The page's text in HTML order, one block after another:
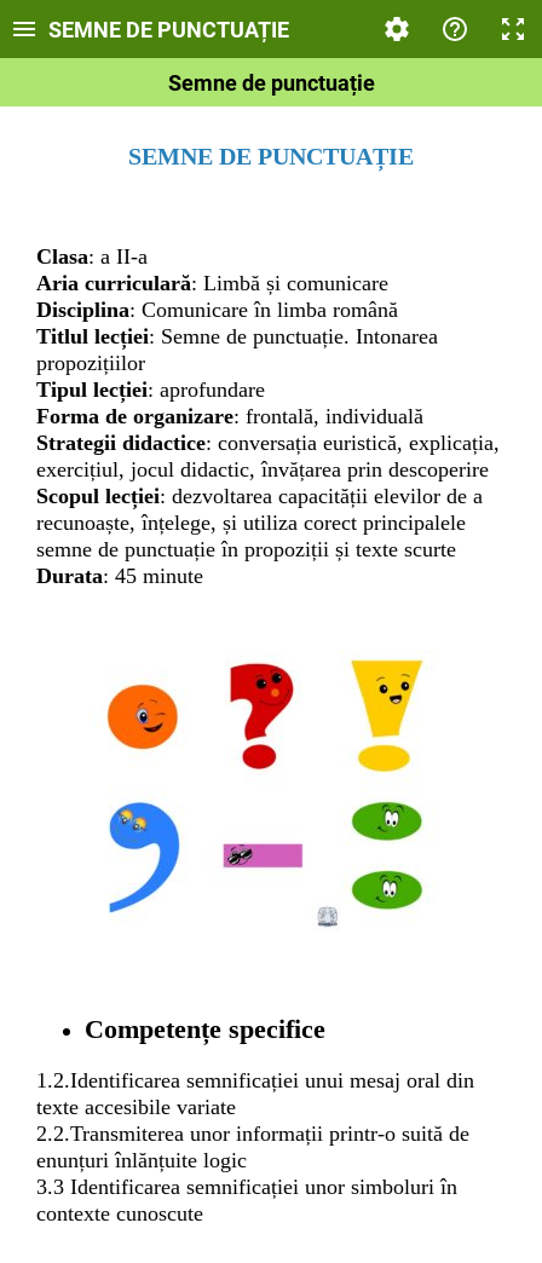
SEMNE DE PUNCTUAȚIE
Semne de punctuație
SEMNE DE PUNCTUAȚIE
Clasa: a II-a
Aria curriculară: Limbă și comunicare
Disciplina: Comunicare în limba română
Titlul lecției: Semne de punctuație. Intonarea
propozițiilor
Tipul lecției: aprofundare
Forma de organizare: frontală, individuală
Strategii didactice: conversația euristică, explicația,
exercițiul, jocul didactic, învățarea prin descoperire
Scopul lecției: dezvoltarea capacității elevilor de a
recunoaște, înțelege, și utiliza corect principalele
semne de punctuație în propoziții și texte scurte
Durata: 45 minute
Competențe specifice
1.2.Identificarea semnificației unui mesaj oral din
texte accesibile variate
2.2.Transmiterea unor informații printr-o suită de
enunțuri înlănțuite logic
3.3 Identificarea semnificației unor simboluri în
contexte cunoscute